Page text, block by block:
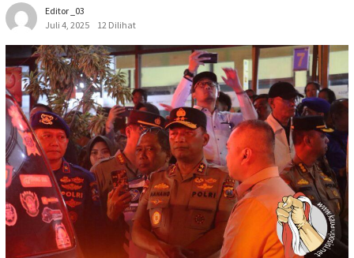
Editor _03
Juli 4, 2025
12 Dilihat